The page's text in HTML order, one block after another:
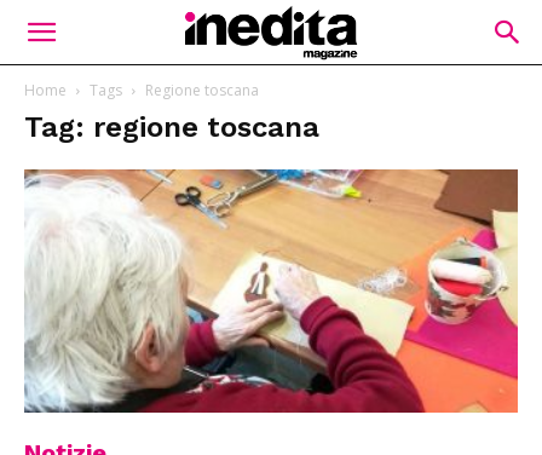
Home Tags Regione toscana
Tag: regione toscana